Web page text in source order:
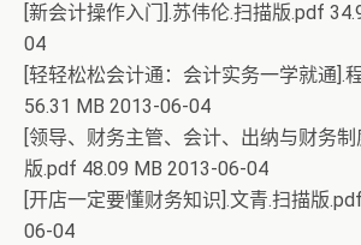
[新会计操作入门].苏伟伦.扫描版.pdf
04
[轻轻松松会计通：会计实务一学就通].
56.31 MB 2013-06-04
[领导、财务主管、会计、出纳与财务制
版.pdf 48.09 MB 2013-06-04
[开店一定要懂财务知识].文青.扫描版
06-04